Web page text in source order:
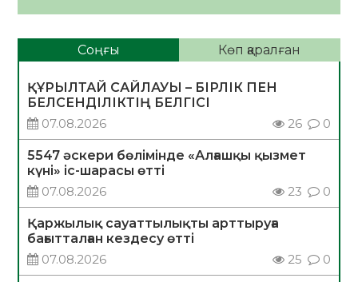
Соңғы Көп қаралған
ҚҰРЫЛТАЙ САЙЛАУЫ – БІРЛІК ПЕН
БЕЛСЕНДІЛІКТІҢ БЕЛГІСІ
07.08.2026
26 0
5547 әскери бөлімінде «Алғашқы қызмет
күні» іс-шарасы өтті
07.08.2026
23 0
Қаржылық сауаттылықты арттыруға
бағытталған кездесу өтті
07.08.2026
25 0